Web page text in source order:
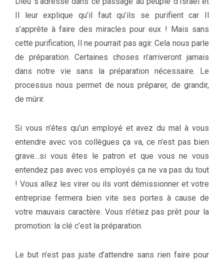
Il leur explique qu’il faut qu’ils se purifient car Il
s’apprête à faire des miracles pour eux ! Mais sans
cette purification, Il ne pourrait pas agir. Cela nous parle
de préparation. Certaines choses n’arriveront jamais
dans notre vie sans la préparation nécessaire. Le
processus nous permet de nous préparer, de grandir,
de mûrir.
Si vous n’êtes qu’un employé et avez du mal à vous
entendre avec vos collègues ça va, ce n’est pas bien
grave…si vous êtes le patron et que vous ne vous
entendez pas avec vos employés ça ne va pas du tout
! Vous allez les virer ou ils vont démissionner et votre
entreprise fermera bien vite ses portes à cause de
votre mauvais caractère. Vous n’étiez pas prêt pour la
promotion: la clé c’est la préparation.
Le but n’est pas juste d’attendre sans rien faire pour